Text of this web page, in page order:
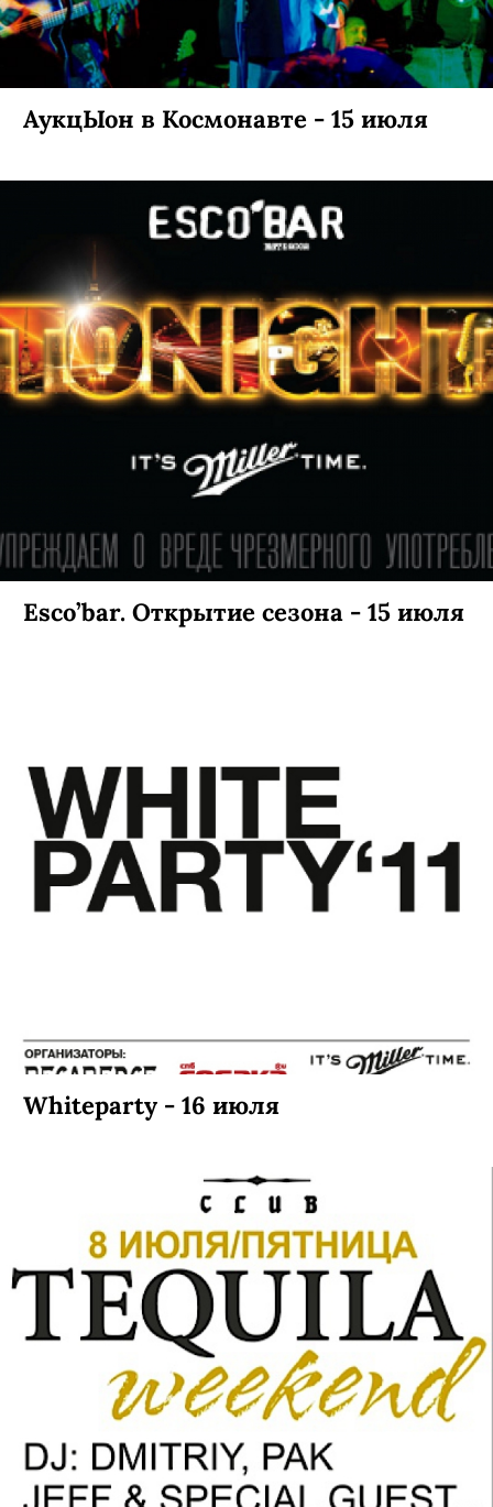
АукцЫон в Космонавте - 15 июля
Esco’bar. Открытие сезона - 15 июля
Whiteparty - 16 июля